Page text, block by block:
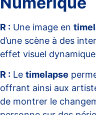
R : Une image en
d’une scène à des
effet visuel
R : Le timelapse
offrant ainsi aux
de montrer le